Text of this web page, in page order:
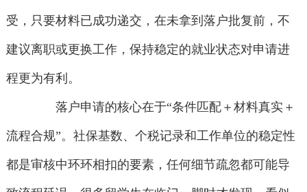
受，只要材料已成功递交，在未拿到落户批复前，不
建议离职或更换工作，保持稳定的就业状态对申请进
程更为有利。
落户申请的核心在于“条件匹配＋材料真实＋
流程合规”。社保基数、个税记录和工作单位的稳定性
都是审核中环环相扣的要素，任何细节疏忽都可能导